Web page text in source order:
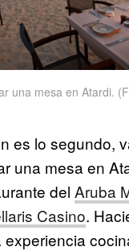
una mesa en Atardi.
es lo segundo,
una mesa en
delAruba
Casino.
experiencia